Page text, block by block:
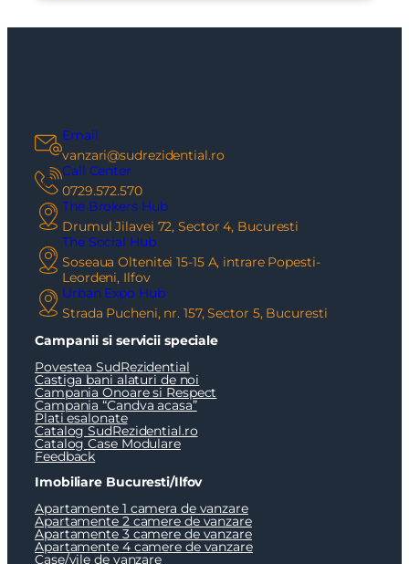
Email
vanzari@sudrezidential.ro
Call Center
0729.572.570
The Brokers Hub
Drumul Jilavei 72, Sector 4, Bucuresti
The Social Hub
Soseaua Oltenitei 15-15 A, intrare Popesti-
Leordeni, Ilfov
Urban Expo Hub
Strada Pucheni, nr. 157, Sector 5, Bucuresti
Campanii si servicii speciale
Povestea SudRezidential
Castiga bani alaturi de noi
Campania Onoare si Respect
Campania “Candva acasa”
Plati esalonate
Catalog SudRezidential.ro
Catalog Case Modulare
Feedback
Imobiliare Bucuresti/Ilfov
Apartamente 1 camera de vanzare
Apartamente 2 camere de vanzare
Apartamente 3 camere de vanzare
Apartamente 4 camere de vanzare
Case/vile de vanzare